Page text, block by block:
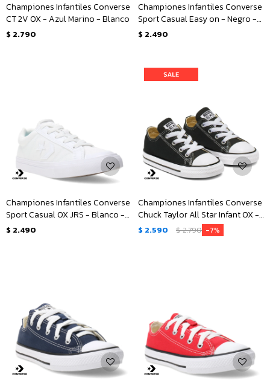
Championes Infantiles Converse
CT 2V OX - Azul Marino - Blanco
$ 2.790
Championes Infantiles Converse
Sport Casual Easy on - Negro -
Blanco
$ 2.490
Championes Infantiles Converse
Sport Casual OX JRS - Blanco -
Gris
$ 2.490
Championes Infantiles Converse
Chuck Taylor All Star Infant OX -
Negro
$ 2.590 $2.790 7